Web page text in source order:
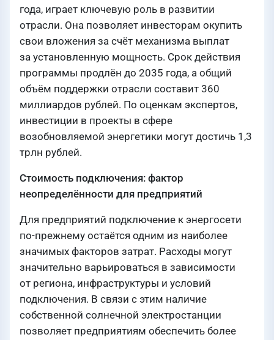
года, играет ключевую роль в развитии
отрасли. Она позволяет инвесторам окупить
свои вложения за счёт механизма выплат
за установленную мощность. Срок действия
программы продлён до 2035 года, а общий
объём поддержки отрасли составит 360
миллиардов рублей. По оценкам экспертов,
инвестиции в проекты в сфере
возобновляемой энергетики могут достичь 1,3
трлн рублей.
Стоимость подключения: фактор
неопределённости для предприятий
Для предприятий подключение к энергосети
по-прежнему остаётся одним из наиболее
значимых факторов затрат. Расходы могут
значительно варьироваться в зависимости
от региона, инфраструктуры и условий
подключения. В связи с этим наличие
собственной солнечной электростанции
позволяет предприятиям обеспечить более